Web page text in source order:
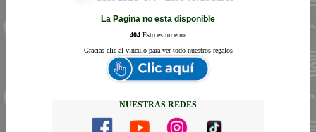
La Pagina no esta disponible
404Esto es un error
Gracias clic al vinculo para ver todo nuestros regalos
NUESTRAS REDES